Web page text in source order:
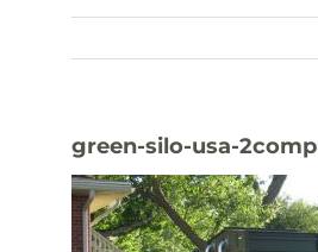
green-silo-usa-2comp